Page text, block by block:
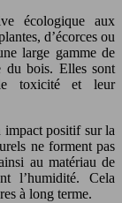
écologique aux
d’écorces ou
large gamme de
du bois. Elles sont
toxicité et leur
impact positif sur la
ne forment pas
au matériau de
l’humidité. Cela
à long terme.